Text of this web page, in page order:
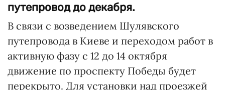
путепровод до декабря.
В связи с возведением Шулявского
путепровода в Киеве и переходом работ в
активную фазу с 12 до 14 октября
движение по проспекту Победы будет
перекрыто. Для установки над проезжей